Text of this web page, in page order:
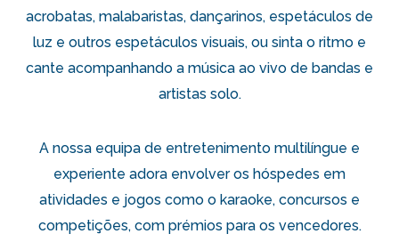
acrobatas, malabaristas, dançarinos, espetáculos de
luz e outros espetáculos visuais, ou sinta o ritmo e
cante acompanhando a música ao vivo de bandas e
artistas solo.
A nossa equipa de entretenimento multilíngue e
experiente adora envolver os hóspedes em
atividades e jogos como o karaoke, concursos e
competições, com prémios para os vencedores.